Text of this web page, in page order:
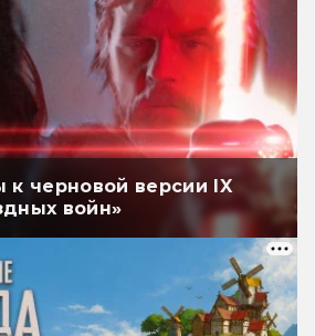
к черновой версии IX
войн»